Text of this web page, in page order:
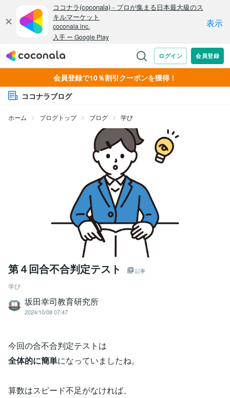
会員登録で10％割引クーポンを獲得！
ココナラブログ
ホーム ブログトップ ブログ 学び
第４回合不合判定テスト 記事
学び
坂田幸司教育研究所
2024/10/08 07:47
今回の合不合判定テストは
全体的に簡単になっていましたね。
算数はスピード不足がなければ、